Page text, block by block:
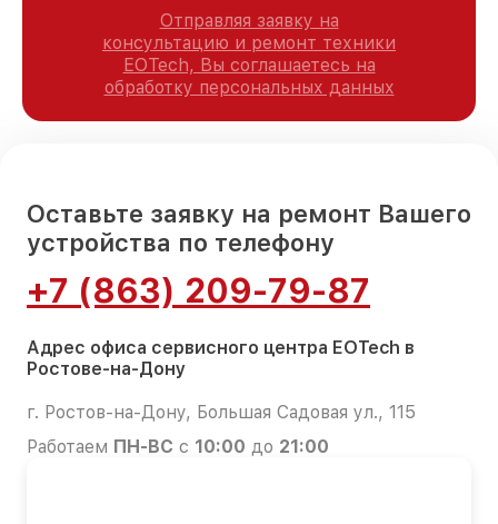
Отправляя заявку на
консультацию и ремонт техники
EOTech, Вы соглашаетесь на
обработку персональных данных
Оставьте заявку на ремонт Вашего
устройства по телефону
+7 (863) 209-79-87
Адрес офиса сервисного центра EOTech в
Ростове-на-Дону
г. Ростов-на-Дону, Большая Садовая ул., 115
Работаем ПН-ВС с 10:00 до 21:00